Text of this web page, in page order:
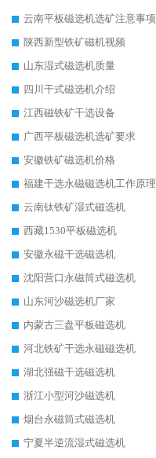
云南平板磁选机选矿注意事项
陕西新型铁矿磁机视频
山东湿式磁选机质量
四川干式磁选机介绍
江西磁铁矿干选设备
广西平板磁选机选矿要求
安徽铁矿磁选机价格
福建干选永磁磁选机工作原理
云南钛铁矿湿式磁选机
西藏1530平板磁选机
安徽永磁干选磁选机
沈阳营口永磁筒式磁选机
山东河沙磁选机厂家
内蒙古三盘平板磁选机
河北铁矿干选永磁磁选机
湖北强磁干选磁选机
浙江小型河沙磁选机
烟台永磁筒式磁选机
宁夏半逆流湿式磁选机